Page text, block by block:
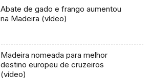
Abate de gado e frango aumentou
na Madeira (vídeo)
Madeira nomeada para melhor
destino europeu de cruzeiros
(vídeo)